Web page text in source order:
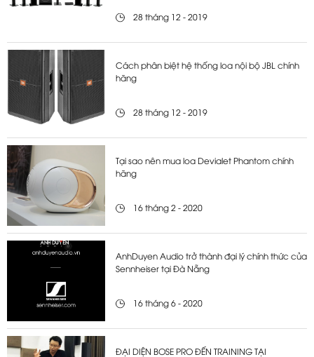
28 tháng 12 - 2019
Cách phân biệt hệ thống loa nội bộ JBL chính
hãng
28 tháng 12 - 2019
Tại sao nên mua loa Devialet Phantom chính
hãng
16 tháng 2 - 2020
AnhDuyen Audio trở thành đại lý chính thức của
Sennheiser tại Đà Nẵng
16 tháng 6 - 2020
ĐẠI DIỆN BOSE PRO ĐẾN TRAINING TẠI